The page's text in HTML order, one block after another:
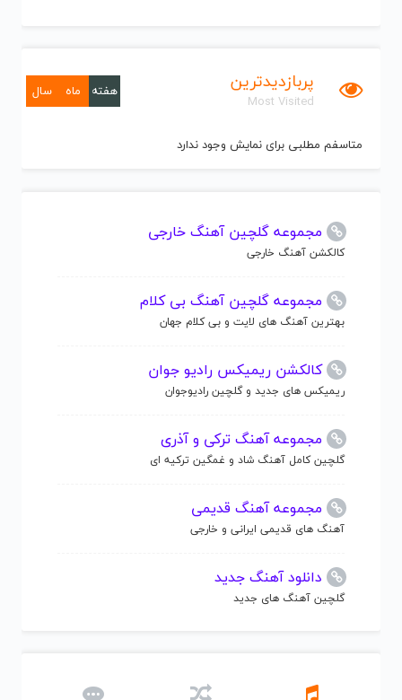
پربازدیدترین
Most Visited
هفته ماه سال
متاسفم مطلبی برای نمایش وجود ندارد
مجموعه گلچین آهنگ خارجی
کالکشن آهنگ خارجی
مجموعه گلچین آهنگ بی کلام
بهترین آهنگ های لایت و بی کلام جهان
کالکشن ریمیکس رادیو جوان
ریمیکس های جدید و گلچین رادیوجوان
مجموعه آهنگ ترکی و آذری
گلچین کامل آهنگ شاد و غمگین ترکیه ای
مجموعه آهنگ قدیمی
آهنگ های قدیمی ایرانی و خارجی
دانلود آهنگ جدید
گلچین آهنگ های جدید